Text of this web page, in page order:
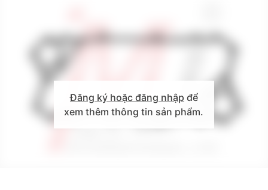
Đăng ký hoặc đăng nhập để
xem thêm thông tin sản phẩm.